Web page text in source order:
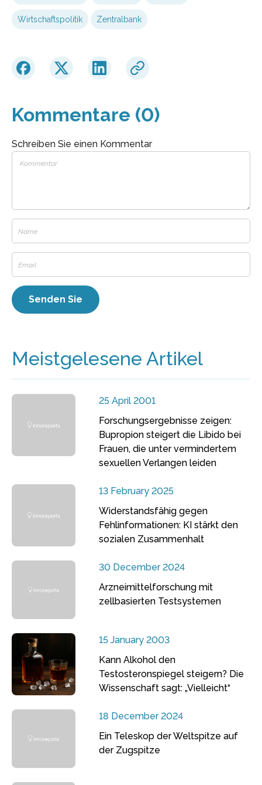
Wirtschaftspolitik Zentralbank
Kommentare (0)
Schreiben Sie einen Kommentar
Meistgelesene Artikel
25 April 2001
Forschungsergebnisse zeigen:
Bupropion steigert die Libido bei
Frauen, die unter vermindertem
sexuellen Verlangen leiden
13 February 2025
Widerstandsfähig gegen
Fehlinformationen: KI stärkt den
sozialen Zusammenhalt
30 December 2024
Arzneimittelforschung mit
zellbasierten Testsystemen
15 January 2003
Kann Alkohol den
Testosteronspiegel steigern? Die
Wissenschaft sagt: „Vielleicht“
18 December 2024
Ein Teleskop der Weltspitze auf
der Zugspitze